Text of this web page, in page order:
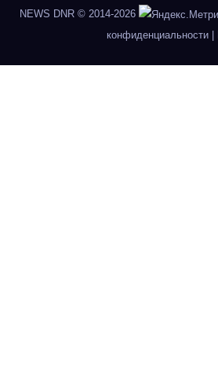
NEWS DNR© 2014-2026
конфиденциальности